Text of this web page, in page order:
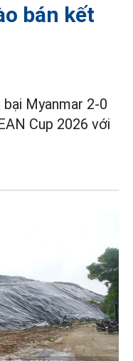
bán kết
bại Myanmar 2-0
Cup 2026 với